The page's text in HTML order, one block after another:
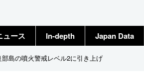
ュース
ップ
In-depth Japan Data
部島の噴火警戒レベル2に引き上げ